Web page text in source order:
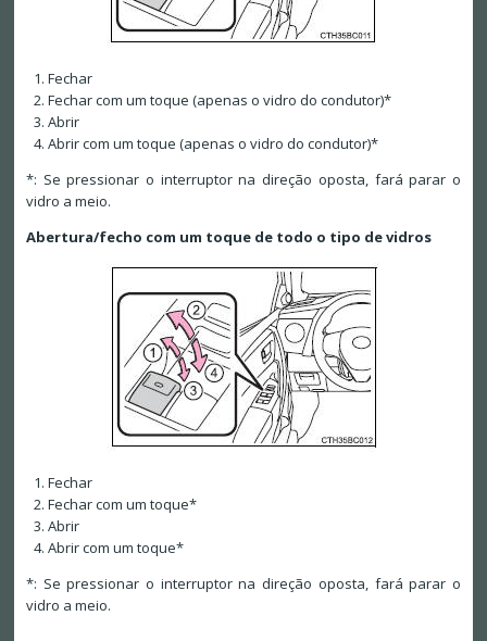
Fechar
Fechar com um toque (apenas o vidro do condutor)*
Abrir
Abrir com um toque (apenas o vidro do condutor)*
*: Se pressionar o interruptor na direção oposta, fará parar o
vidro a meio.
Abertura/fecho com um toque de todo o tipo de vidros
Fechar
Fechar com um toque*
Abrir
Abrir com um toque*
*: Se pressionar o interruptor na direção oposta, fará parar o
vidro a meio.